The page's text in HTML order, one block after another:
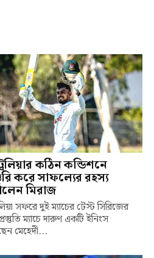
কঠিন কন্ডিশনে
করে সাফল্যের রহস্য
মিরাজ
সফরে দুই ম্যাচের টেস্ট সিরিজের
ম্যাচে দারুণ একটি ইনিংস
মেহেদী...